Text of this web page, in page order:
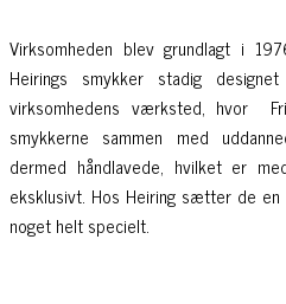
Virksomheden blev grundlagt i
Heirings smykker stadig
virksomhedens værksted, hvor
smykkerne sammen med
dermed håndlavede, hvilket er
eksklusivt. Hos Heiring sætter de
noget helt specielt.